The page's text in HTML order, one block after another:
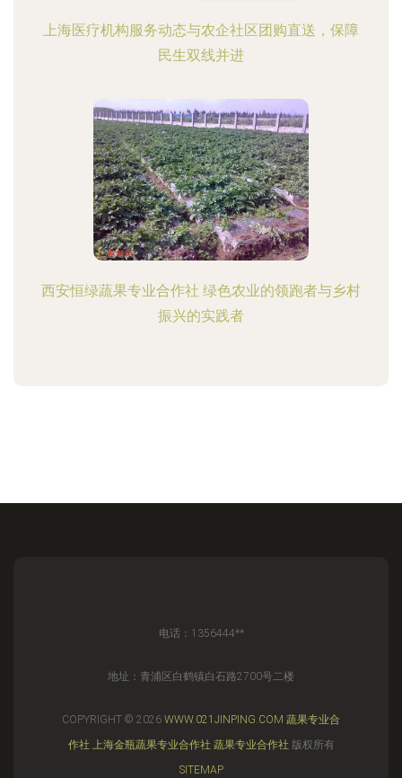
上海医疗机构服务动态与农企社区团购直送，保障
民生双线并进
西安恒绿蔬果专业合作社 绿色农业的领跑者与乡村
振兴的实践者
电话：1356444**
地址：青浦区白鹤镇白石路2700号二楼
COPYRIGHT © 2026 WWW.021JINPING.COM 蔬果专业合
作社 上海金瓶蔬果专业合作社 蔬果专业合作社 版权所有
SITEMAP